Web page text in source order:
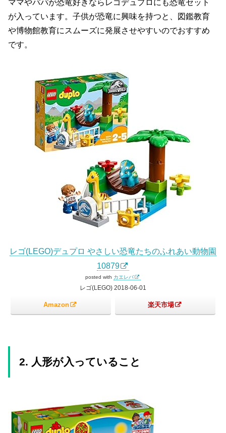
ママやパパが恐竜好きならレゴデュプロにも恐竜セット
が入っています。子供が恐竜に興味を持つと、図鑑教育
や博物館教育にスムーズに発展させやすいのでおすすめ
です。
レゴ(LEGO)デュプロ やさしい恐竜たちのふれあい動物園
10879
posted with カエレバ
レゴ(LEGO) 2018-06-01
Amazon 楽天市場
2. 人形が入っていること